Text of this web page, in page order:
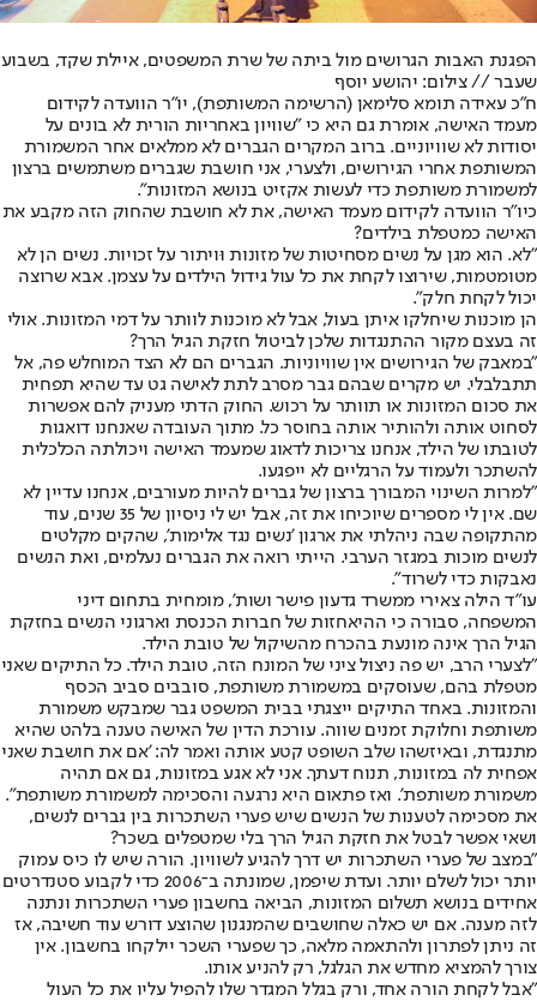
הפגנת האבות הגרושים מול ביתה של שרת המשפטים, איילת שקד, בשבוע
שעבר // צילום: יהושע יוסף
ח"כ עאידה תומא סלימאן (הרשימה המשותפת), יו"ר הוועדה לקידום
מעמד האישה, אומרת גם היא כי "שוויון באחריות הורית לא בונים על
יסודות לא שוויוניים. ברוב המקרים הגברים לא ממלאים אחר המשמורת
המשותפת אחרי הגירושים, ולצערי, אני חושבת שגברים משתמשים ברצון
למשמורת משותפת כדי לעשות אקזיט בנושא המזונות".
כיו"ר הוועדה לקידום מעמד האישה, את לא חושבת שהחוק הזה מקבע את
האישה כמטפלת בילדים?
"לא. הוא מגן על נשים מסחיטות של מזונות וּויתור על זכויות. נשים הן לא
מטומטמות, שירוצו לקחת את כל עול גידול הילדים על עצמן. אבא שרוצה
יכול לקחת חלק".
הן מוכנות שיחלקו איתן בעול, אבל לא מוכנות לוותר על דמי המזונות. אולי
זה בעצם מקור ההתנגדות שלכן לביטול חזקת הגיל הרך?
"במאבק של הגירושים אין שוויוניות. הגברים הם לא הצד המוחלש פה, אל
תתבלבלי. יש מקרים שבהם גבר מסרב לתת לאישה גט עד שהיא תפחית
את סכום המזונות או תוותר על רכוש. החוק הדתי מעניק להם אפשרות
לסחוט אותה ולהותיר אותה בחוסר כל. מתוך העובדה שאנחנו דואגות
לטובתו של הילד, אנחנו צריכות לדאוג שמעמד האישה ויכולתה הכלכלית
להשתכר ולעמוד על הרגליים לא ייפגעו.
"למרות השינוי המבורך ברצון של גברים להיות מעורבים, אנחנו עדיין לא
שם. אין לי מספרים שיוכיחו את זה, אבל יש לי ניסיון של 35 שנים, עוד
מהתקופה שבה ניהלתי את ארגון 'נשים נגד אלימות', שהקים מקלטים
לנשים מוכות במגזר הערבי. הייתי רואה את הגברים נעלמים, ואת הנשים
נאבקות כדי לשרוד".
עו"ד הילה צאירי ממשרד גדעון פישר ושות', מומחית בתחום דיני
המשפחה, סבורה כי ההיאחזות של חברות הכנסת וארגוני הנשים בחזקת
הגיל הרך אינה מונעת בהכרח מהשיקול של טובת הילד.
"לצערי הרב, יש פה ניצול ציני של המונח הזה, טובת הילד. כל התיקים שאני
מטפלת בהם, שעוסקים במשמורת משותפת, סובבים סביב הכסף
והמזונות. באחד התיקים ייצגתי בבית המשפט גבר שמבקש משמורת
משותפת וחלוקת זמנים שווה. עורכת הדין של האישה טענה בלהט שהיא
מתנגדת, ובאיזשהו שלב השופט קטע אותה ואמר לה: 'אם את חושבת שאני
אפחית לה במזונות, תנוח דעתך. אני לא אגע במזונות, גם אם תהיה
משמורת משותפת'. ואז פתאום היא נרגעה והסכימה למשמורת משותפת".
את מסכימה לטענות של הנשים שיש פערי השתכרות בין גברים לנשים,
ושאי אפשר לבטל את חזקת הגיל הרך בלי שמטפלים בשכר?
"במצב של פערי השתכרות יש דרך להגיע לשוויון. הורה שיש לו כיס עמוק
יותר יכול לשלם יותר. ועדת שיפמן, שמונתה ב־2006 כדי לקבוע סטנדרטים
אחידים בנושא תשלום המזונות, הביאה בחשבון פערי השתכרות ונתנה
לזה מענה. אם יש כאלה שחושבים שהמנגנון שהוצע דורש עוד חשיבה, אז
זה ניתן לפתרון ולהתאמה מלאה, כך שפערי השכר יילקחו בחשבון. אין
צורך להמציא מחדש את הגלגל, רק להניע אותו.
"אבל לקחת הורה אחד, ורק בגלל המגדר שלו להפיל עליו את כל העול